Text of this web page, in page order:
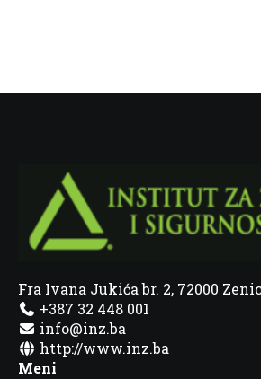
Fra Ivana Jukića br. 2, 72000
+387 32 448 001
info@inz.ba
http://www.inz.ba
Meni